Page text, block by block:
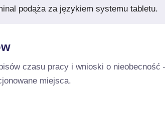
podąża za językiem systemu tabletu.
czasu pracy i wnioski o
miejsca.